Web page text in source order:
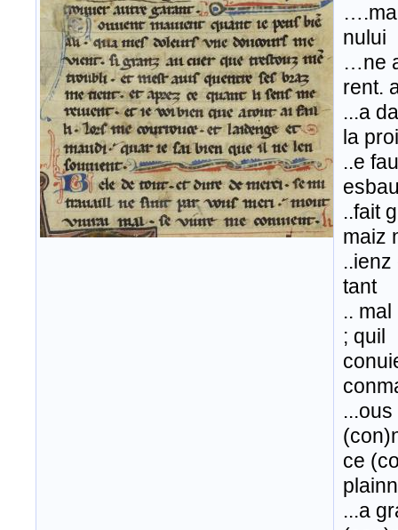
….ma
nului
…ne
rent.
...a
la proi
..e
..fait
maiz
..ienz
tant
..
; quil
ce
...a